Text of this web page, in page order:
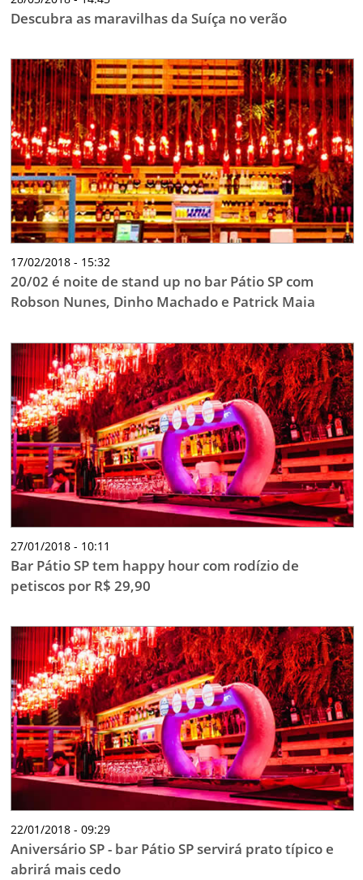
Descubra as maravilhas da Suíça no verão
17/02/2018 - 15:32
20/02 é noite de stand up no bar Pátio SP com
Robson Nunes, Dinho Machado e Patrick Maia
27/01/2018 - 10:11
Bar Pátio SP tem happy hour com rodízio de
petiscos por R$ 29,90
22/01/2018 - 09:29
Aniversário SP - bar Pátio SP servirá prato típico e
abrirá mais cedo